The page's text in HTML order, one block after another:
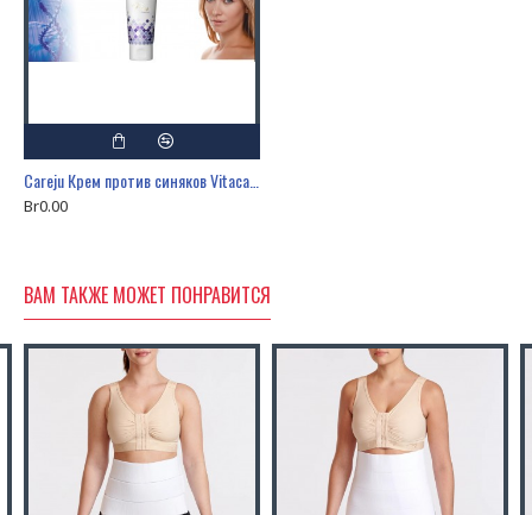
Br0.00
ВАМ ТАКЖЕ МОЖЕТ ПОНРАВИТСЯ